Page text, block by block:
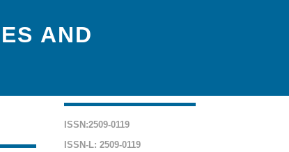
AND
ISSN:2509-0119
ISSN-L: 2509-0119